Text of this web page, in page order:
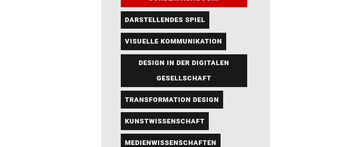
DARSTELLENDES SPIEL
VISUELLE KOMMUNIKATION
DESIGN IN DER DIGITALEN
GESELLSCHAFT
TRANSFORMATION DESIGN
KUNSTWISSENSCHAFT
MEDIENWISSENSCHAFTEN